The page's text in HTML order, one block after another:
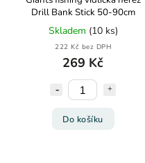
Drill Bank Stick 50-90cm
Skladem (10 ks)
222 Kč bez DPH
269 Kč
Do košíku